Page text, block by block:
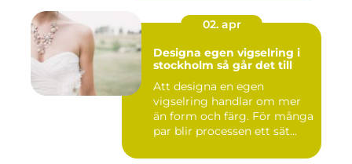
02. apr
Designa egen vigselring i
stockholm så går det till
Att designa en egen
vigselring handlar om mer
än form och färg. För många
par blir processen ett sät...